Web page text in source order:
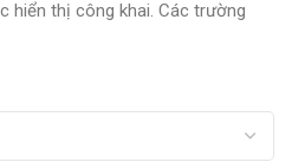
hiển thị công khai. Các trường